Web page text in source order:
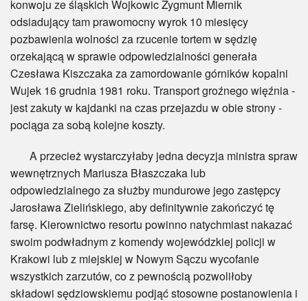
konwoju ze śląskich Wojkowic Zygmunt Miernik
odsiadujący tam prawomocny wyrok 10 miesięcy
pozbawienia wolności za rzucenie tortem w sędzię
orzekającą w sprawie odpowiedzialności generała
Czesława Kiszczaka za zamordowanie górników kopalni
Wujek 16 grudnia 1981 roku. Transport groźnego więźnia -
jest zakuty w kajdanki na czas przejazdu w obie strony -
pociąga za sobą kolejne koszty.
A przecież wystarczyłaby jedna decyzja ministra spraw
wewnętrznych Mariusza Błaszczaka lub
odpowiedzialnego za służby mundurowe jego zastępcy
Jarosława Zielińskiego, aby definitywnie zakończyć tę
farsę. Kierownictwo resortu powinno natychmiast nakazać
swoim podwładnym z komendy wojewódzkiej policji w
Krakowi lub z miejskiej w Nowym Sączu wycofanie
wszystkich zarzutów, co z pewnością pozwoliłoby
składowi sędziowskiemu podjąć stosowne postanowienia i